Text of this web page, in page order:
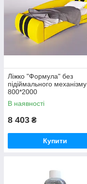
Ліжко "Формула" без
підіймального механізму
800*2000
В наявності
8 403 ₴
Купити